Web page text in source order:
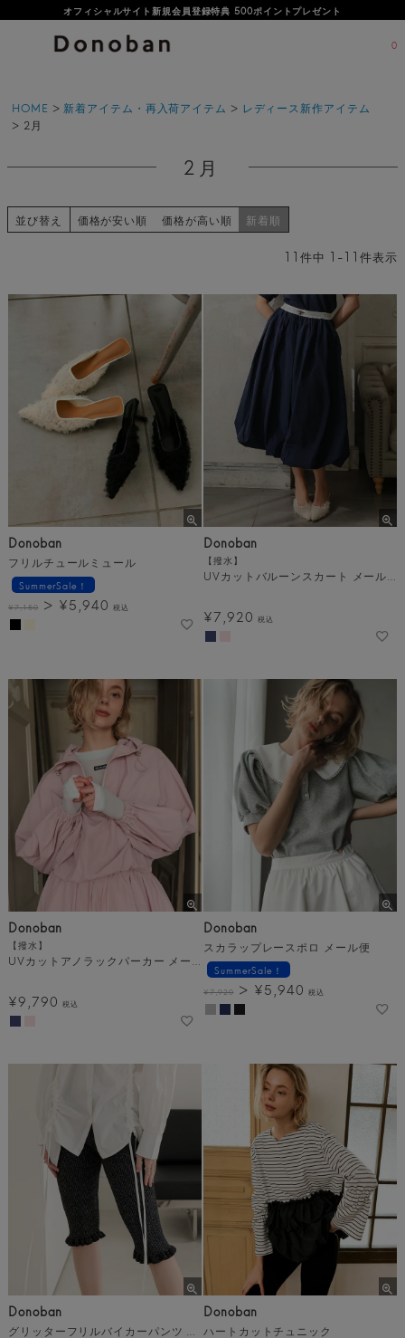
オフィシャルサイト新規会員登録特典 500ポイントプレゼント
0
HOME 新着アイテム・再入荷アイテム
レディース新作アイテム
2月
2月
並び替え 価格が安い順 価格が高い順 新着順
11 件中 1 -11件表示
Donoban
フリルチュールミュール
SummerSale！
¥7,150 ¥5,940 税込
Donoban
【撥水】
¥7,920 税込
Donoban
【撥水】
¥9,790 税込
Donoban
スカラップレースポロ メール便
SummerSale！
¥7,920 ¥5,940 税込
Donoban
グリッターフリルバイカーパンツ メール便
Donoban
ハートカットチュニック